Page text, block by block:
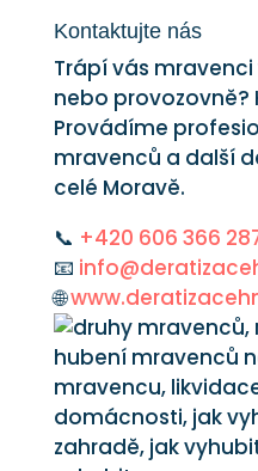
Kontaktujte nás
Trápí vás
nebo provozovně?
Provádíme
mravenců a další
celé Moravě.
📞 +420 606 366
📧
🌐